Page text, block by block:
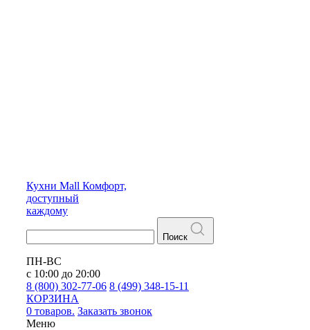
Кухни Mall Комфорт,
доступный
каждому
Поиск
ПН-ВС
с 10:00 до 20:00
8 (800) 302-77-06 8 (499) 348-15-11
КОРЗИНА
0 товаров. Заказать звонок
Меню